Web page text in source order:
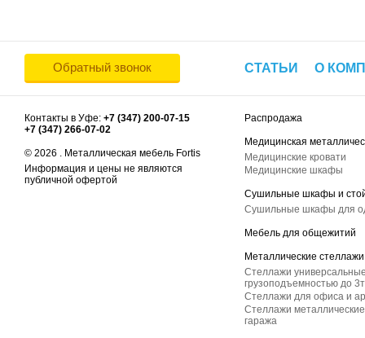
Обратный звонок СТАТЬИ О
Контакты в Уфе: +7 (347) 200-07-15
+7 (347) 266-07-02
© 2026 . Металлическая мебель Fortis
Информация и цены не являются
публичной офертой
Распродажа
Медицинская
Медицинские кровати
Медицинские шкафы
Сушильные шкафы и
Сушильные шкафы для
Мебель для общежитий
Металлические стеллажи
Стеллажи
грузоподъемностью до
Стеллажи для офиса и
Стеллажи
гаража